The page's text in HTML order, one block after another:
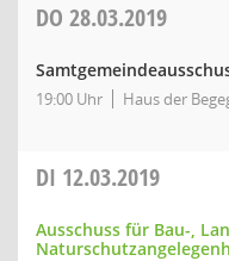
DO 28.03.2019
19:00 Uhr Haus der
DI 12.03.2019
Ausschuss für Bau-,